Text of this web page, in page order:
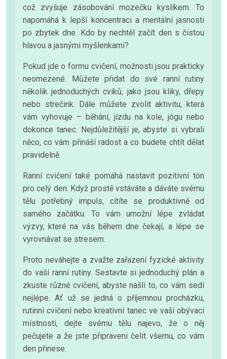
což zvyšuje zásobování mozečku kyslíkem. To
napomáhá k lepší koncentraci a mentální jasnosti
po zbytek dne. Kdo by nechtěl začít den s čistou
hlavou a jasnými myšlenkami?
Pokud jde o formu cvičení, možnosti jsou prakticky
neomezené. Můžete přidat do své ranní rutiny
několik jednoduchých cviků, jako jsou kliky, dřepy
nebo strečink. Dále můžete zvolit aktivitu, která
vám vyhovuje – běhání, jízdu na kole, jógu nebo
dokonce tanec. Nejdůležitější je, abyste si vybrali
něco, co vám přináší radost a co budete chtít dělat
pravidelně.
Ranní cvičení také pomáhá nastavit pozitivní tón
pro celý den. Když prostě vstáváte a dáváte svému
tělu potřebný impuls, cítíte se produktivně od
samého začátku. To vám umožní lépe zvládat
výzvy, které na vás během dne čekají, a lépe se
vyrovnávat se stresem.
Proto neváhejte a zvažte zařazení fyzické aktivity
do vaší ranní rutiny. Sestavte si jednoduchý plán a
zkuste různé cvičení, abyste našli to, co vám sedí
nejlépe. Ať už se jedná o příjemnou procházku,
rutinní cvičení nebo kreativní tanec ve vaší obývací
místnosti, dejte svému tělu najevo, že o něj
pečujete a že jste připraveni čelit všemu, co vám
den přinese.